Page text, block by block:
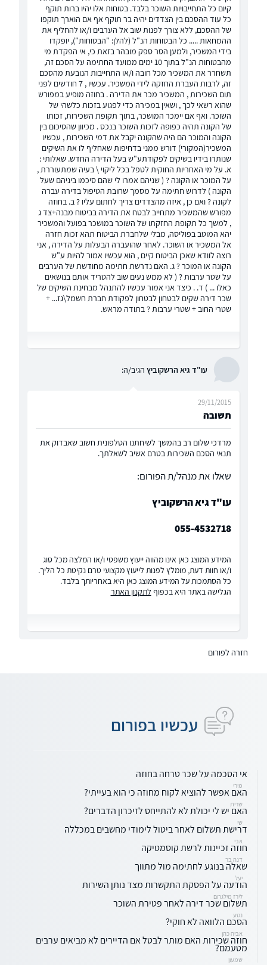
קיום כל התחייבויות השוכר בלבד. בטוחות אלו יהיו ברות תוקף
כל עוד ההסכם בין הצדדים יהיה בר תוקף אף אם הוארך תוקפו
של ההסכם, ללא צורך לפנות שוב אל הערבים ו/או להחליף את
ההמחאות ..... כל הבטוחות הנ"ל (להלן: "הבטוחות"), יופקדו
בידי המשכיר, ולמען הסר ספק מובהר בזאת כי, אי הפקדת מי
מהבטוחות הנ"ל בתוך 10 ימים ממועד החתימה על הסכם זה,
תשחרר את המשכיר מכל חובה ו/או התחייבות הנובעת מהסכם
זה, לרבות העברת החזקה לידי המשכיר. עכשיו , 7 חודשים לפני
תום השכירות , המשכיר מכר את הדירה . בחוזה מופיע במפורש
שהוא רשאי לכך , ושאין במכירה כדי לפגוע בזכות כלשהי של
השוכר. ואף אם יימכר המושכר, בתוך תקופת השכירות, זכותו
של הקונה תהיה כפופה לזכות השוכר בנכס . מכיוון שהסיכום בין
הקונה והמוכר הם היה שהקונה יקבל את דמי השכירות , עכשיו
המשכיר(המקורי) דורש ממני בדחיפות שאחליף לו את השיקים
שנותרו בידיו בשיקים לפקודתע"ש בעל הדירה החדש. שאלותי :
א. על מי האחריות החוקית לטפל בכל ליקוי \ בעיה שמתעוררת ,
על המוכר או הקונה ? ( שניהם אמרו לי שהם סיכמו ביניהם שעל
הקונה ) לדרוש חתימה על מסמך שחובת הטיפול בדירה עברה
לקונה ? ואם כן , איזה מהצדדים צריך לחתום עליו ? ב. בחוזה
מפורש שהמשכיר מתחייב לבטח את הדירה בביטוח מבנה+צד ג
, למשך כל תקופת החזקתו של השוכר במושכר בפועל והמשכיר
יהא המוטב בפוליסה, מבלי שלחברת הביטוח תהא זכות חזרה
אל המשכיר או השוכר. לאחר שהועברה הבעלות על הדירה , אני
רוצה לוודא שאכן הביטוח קיים , הוא עכשיו אמור להיות ע"ש
הקונה או המוכר ? ג. האם נדרשת חתימה מחודשת של הערבים
על שטר ערבות ? ( לא ממש נעים שוב להטריד אותם בנושאים
כאלו ... ) ד. . כיצד אני אמור עכשיו להתנהל מבחינת השיקים של
שכר דירה שקים לבטחון לבטחון לפקודת חברת חשמל\גז... +
שטרי החוב + שטרי ערבות ? בתודה מראש.
עו"ד גיא הרשקוביץ הגיב/ה:
תשובה
29/11/2015
מרדכי שלום רב בהמשך לשיחתנו הטלפונית חשוב שאבדוק את
תנאי הסכם השכירות בטרם אשיב לשאלתך.
שאלו את מנהל/ת הפורום:
עו"ד גיא הרשקוביץ
055-4532718
המידע המוצג כאן אינו מהווה ייעוץ משפטי ו/או המלצה מכל סוג
ו/או חוות דעת, מומלץ לפנות לייעוץ מקצועי טרם נקיטת כל הליך.
כל הסתמכות על המידע המוצג כאן היא באחריותך בלבד.
הגלישה באתר היא בכפוף לתקנון האתר
חזרה לפורום
עכשיו בפורום
אי הסכמה על שכר טרחה בחוזה
מירי
האם אפשר להוציא לקוח מחוזה כי הוא בעייתי?
שרית
האם יש לי יכולת לא להתייחס לזיכרון הדברים?
שי
דרישת תשלום לאחר ביטול לימודי מחשבים במכללה
אבי
חוזה זכיינות לרשת קוסמטיקה
דנה בר
שאלה בנוגע לחתימה מול מתווך
יעל
הודעה על הפסקת התקשרות מצד נותן השירות
לירז מילגרום
תשלום שכר דירה לאחר פטירת השוכר
נטע
הסכם הלוואה לא חוקי?
אביה כהן
חוזה שכירות האם מותר לבטל אם הדיירים לא מביאים ערבים
מטעמם?
שמעון